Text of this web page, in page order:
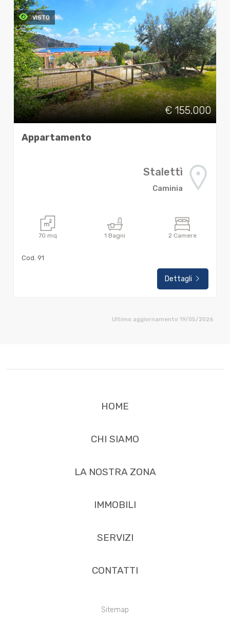
VISTO
€ 155.000
Appartamento
Stalettì
Caminia
70 mq 1 Bagni 2 Camere
Cod. 91
Dettagli
Ultimo aggiornamento 19/05/2026
HOME
CHI SIAMO
LA NOSTRA ZONA
IMMOBILI
SERVIZI
CONTATTI
Sitemap